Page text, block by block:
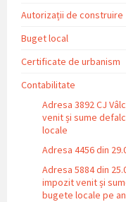
Autorizații de construire
Buget local
Certificate de urbanism
Contabilitate
Adresa 3892 CJ
venit și sume
locale
Adresa 4456 din
Adresa 5884 din
impozit venit și
bugete locale pe